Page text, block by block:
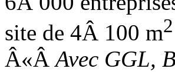
site de 4Â 100 m2
Â«ÂAvec GGL,